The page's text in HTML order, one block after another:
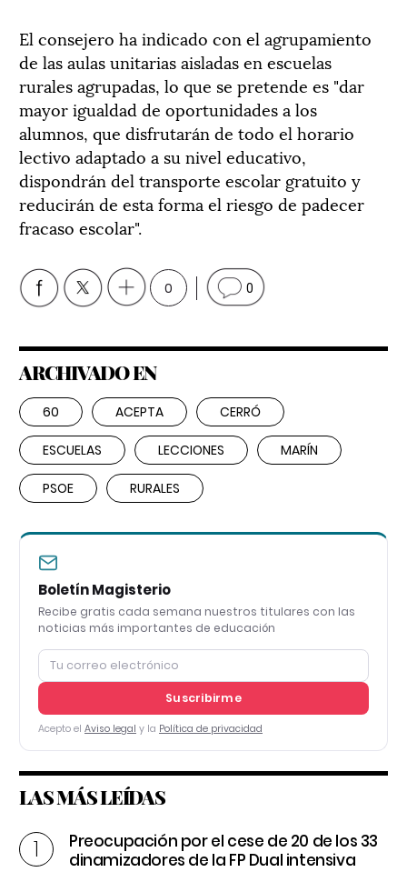
El consejero ha indicado con el agrupamiento
de las aulas unitarias aisladas en escuelas
rurales agrupadas, lo que se pretende es "dar
mayor igualdad de oportunidades a los
alumnos, que disfrutarán de todo el horario
lectivo adaptado a su nivel educativo,
dispondrán del transporte escolar gratuito y
reducirán de esta forma el riesgo de padecer
fracaso escolar".
0 0
ARCHIVADO EN
60 ACEPTA CERRÓ
ESCUELAS LECCIONES MARÍN
PSOE RURALES
Boletín Magisterio
Recibe gratis cada semana nuestros titulares con las
noticias más importantes de educación
Suscribirme
Acepto el Aviso legal y la Política de privacidad
LAS MÁS LEÍDAS
Preocupación por el cese de 20 de los 33
dinamizadores de la FP Dual intensiva